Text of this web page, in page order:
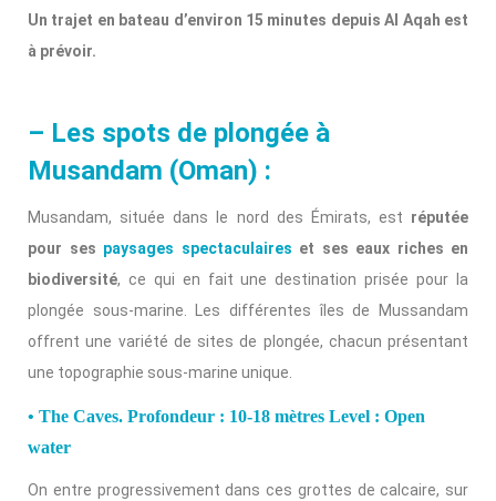
Un trajet en bateau d’environ 15 minutes depuis Al Aqah est
à prévoir.
– Les spots de plongée à
Musandam (Oman) :
Musandam, située dans le nord des Émirats, est réputée
pour ses paysages spectaculaires et ses eaux riches en
biodiversité, ce qui en fait une destination prisée pour la
plongée sous-marine. Les différentes îles de Mussandam
offrent une variété de sites de plongée, chacun présentant
une topographie sous-marine unique.
• The Caves. Profondeur : 10-18 mètres Level : Open
water
On entre progressivement dans ces grottes de calcaire, sur